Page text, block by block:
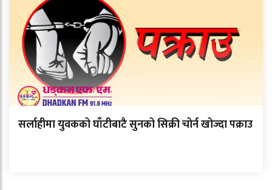
सर्लाहीमा युवकको घाँटीबाटै सुनको सिक्री चोर्न खोज्दा पक्राउ